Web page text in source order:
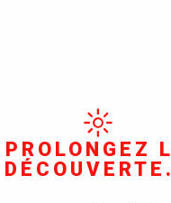
PROLONGEZ